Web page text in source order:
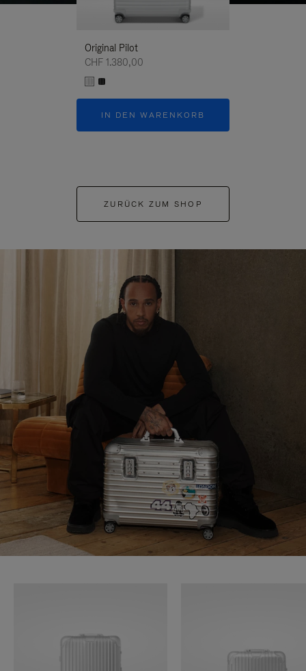
Original Pilot
CHF 1.380,00
IN DEN WARENKORB
ZURÜCK ZUM SHOP